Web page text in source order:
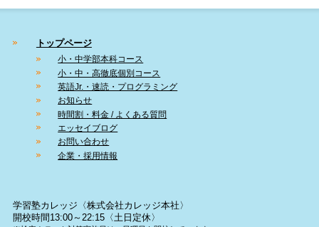
トップページ
小・中学部本科コース
小・中・高徹底個別コース
英語Jr.・速読・プログラミング
お知らせ
時間割・料金 / よくある質問
エッセイブログ
お問い合わせ
企業・採用情報
学習塾カレッジ〈株式会社カレッジ本社〉
開校時間13:00～22:15〈土日定休〉